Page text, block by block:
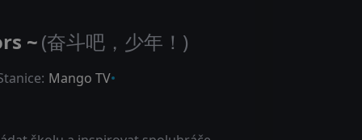
~(奋斗吧，少年！)
Mango TV